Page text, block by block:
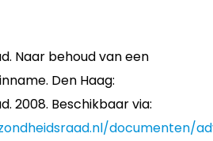
Naar behoud van een
Den Haag:
2008. Beschikbaar via:
documenten/